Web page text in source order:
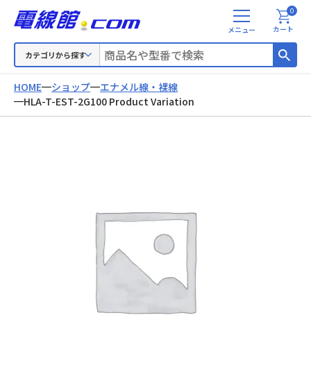
カテゴリから探す
メ
ニ
カート
0
HOME ショップ
エナメル線・裸線
HLA-T-EST-2G100 Product Variation